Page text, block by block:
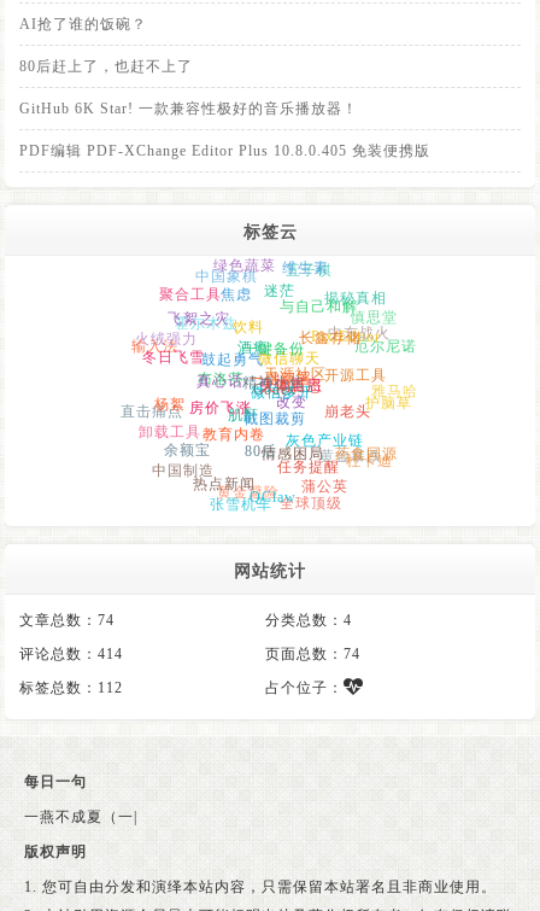
AI抢了谁的饭碗？
80后赶上了，也赶不上了
GitHub 6K Star! 一款兼容性极好的音乐播放器！
PDF编辑 PDF-XChange Editor Plus 10.8.0.405 免装便携版
标签云
任务提醒
长鑫存储
布洛芬
肌酐
截图裁剪
改变
身体重启
一键部署
精神小伙
Codex
微信多开
人间百态
天涯社区
微信聊天
一键备份
酒瘾
鼓起勇气
真心话
房价飞涨
教育内卷
80后情感困局
灰色产业链
崩老头
开源工具
PixiEditor
与自己和解
迷茫
焦虑
飞絮之灾
冬日飞雪
余额宝
热点新闻
QClaw
蒲公英
药食同源
护脑草
厄尔尼诺
揭秘真相
维生素
绿色蔬菜
聚合工具
输入法
直击痛点
中国制造
张雪机车 全球顶级
杜卡迪
雅马哈
慎思堂
五子棋
中国象棋
火绒强力
卸载工具
黄金避险
黄金暴跌
中东战火
霍尔木兹
网站统计
文章总数：74
分类总数：4
评论总数：414
页面总数：74
标签总数：112
占个位子：
每日一句
一燕不成夏（一花独放不是春）。
版权声明
1. 您可自由分发和演绎本站内容，只需保留本站署名且非商业使用。